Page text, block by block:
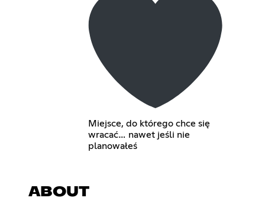
Miejsce, do którego chce się
wracać… nawet jeśli nie
planowałeś
ABOUT